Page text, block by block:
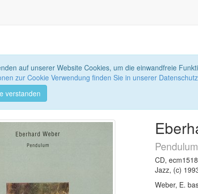
auf unserer Website Cookies, um die einwandfreie
zur Cookie Verwendung finden Sie in unserer
verstanden
Pendulum
CD,
Jazz, (c)
Weber, E.